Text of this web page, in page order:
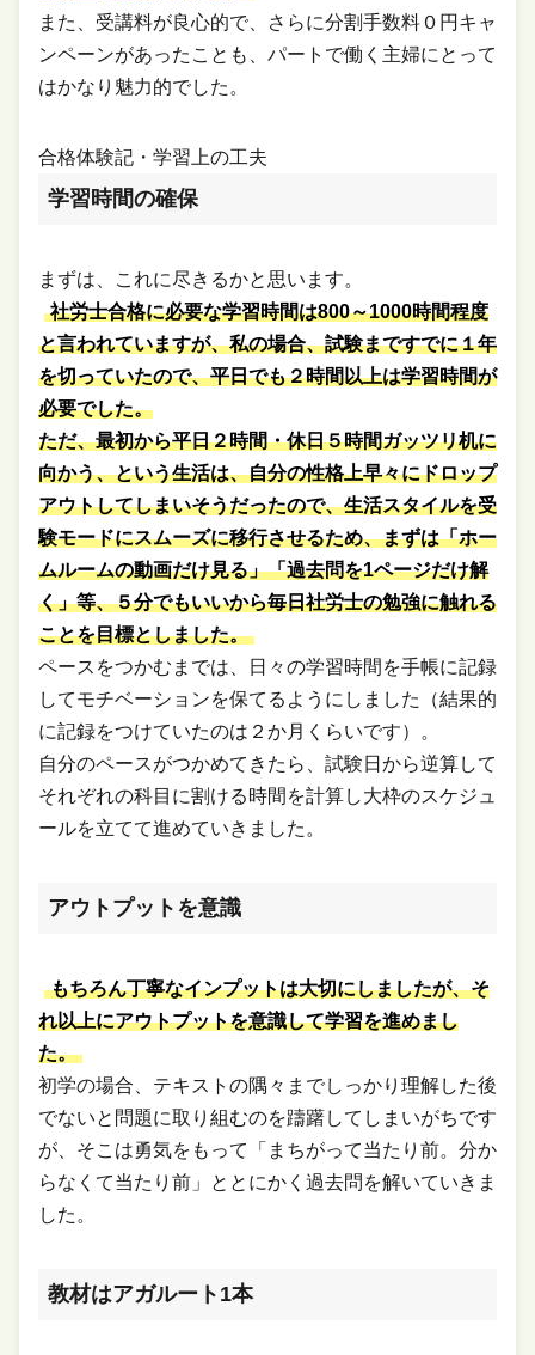
また、受講料が良心的で、さらに分割手数料０円キャ
ンペーンがあったことも、パートで働く主婦にとって
はかなり魅力的でした。
合格体験記・学習上の工夫
学習時間の確保
まずは、これに尽きるかと思います。
社労士合格に必要な学習時間は800～1000時間程度
と言われていますが、私の場合、試験まですでに１年
を切っていたので、平日でも２時間以上は学習時間が
必要でした。
ただ、最初から平日２時間・休日５時間ガッツリ机に
向かう、という生活は、自分の性格上早々にドロップ
アウトしてしまいそうだったので、生活スタイルを受
験モードにスムーズに移行させるため、まずは「ホー
ムルームの動画だけ見る」「過去問を1ページだけ解
く」等、５分でもいいから毎日社労士の勉強に触れる
ことを目標としました。
ペースをつかむまでは、日々の学習時間を手帳に記録
してモチベーションを保てるようにしました（結果的
に記録をつけていたのは２か月くらいです）。
自分のペースがつかめてきたら、試験日から逆算して
それぞれの科目に割ける時間を計算し大枠のスケジュ
ールを立てて進めていきました。
アウトプットを意識
もちろん丁寧なインプットは大切にしましたが、そ
れ以上にアウトプットを意識して学習を進めまし
た。
初学の場合、テキストの隅々までしっかり理解した後
でないと問題に取り組むのを躊躇してしまいがちです
が、そこは勇気をもって「まちがって当たり前。分か
らなくて当たり前」ととにかく過去問を解いていきま
した。
教材はアガルート1本